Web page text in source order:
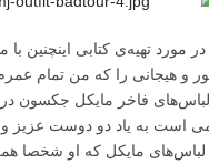
مورد تهیه‌‌ی کتابی اینچنین
شور و هیجانی را که من تمام
فاخر مایکل جکسون در
است به یاد دو دوست عزیز و
مایکل که او شخصا